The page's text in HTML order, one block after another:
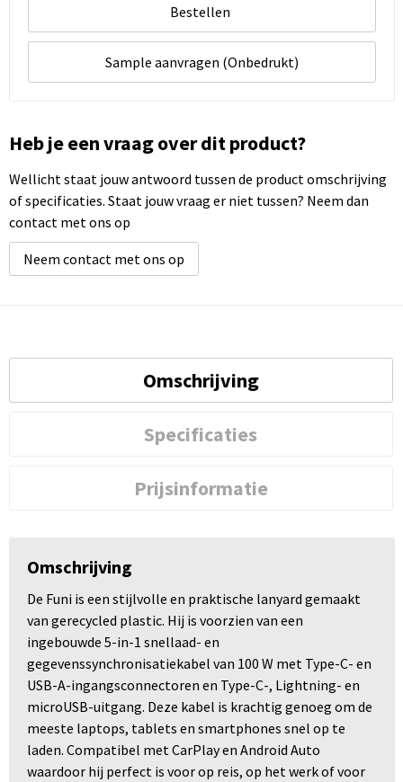
Bestellen
Sample aanvragen (Onbedrukt)
Heb je een vraag over dit product?
Wellicht staat jouw antwoord tussen de product omschrijving
of specificaties. Staat jouw vraag er niet tussen? Neem dan
contact met ons op
Neem contact met ons op
Omschrijving
Specificaties
Prijsinformatie
Omschrijving
De Funi is een stijlvolle en praktische lanyard gemaakt
van gerecycled plastic. Hij is voorzien van een
ingebouwde 5-in-1 snellaad- en
gegevenssynchronisatiekabel van 100 W met Type-C- en
USB-A-ingangsconnectoren en Type-C-, Lightning- en
microUSB-uitgang. Deze kabel is krachtig genoeg om de
meeste laptops, tablets en smartphones snel op te
laden. Compatibel met CarPlay en Android Auto
waardoor hij perfect is voor op reis, op het werk of voor